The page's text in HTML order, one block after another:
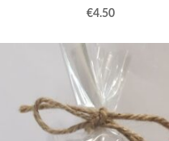
€4.50